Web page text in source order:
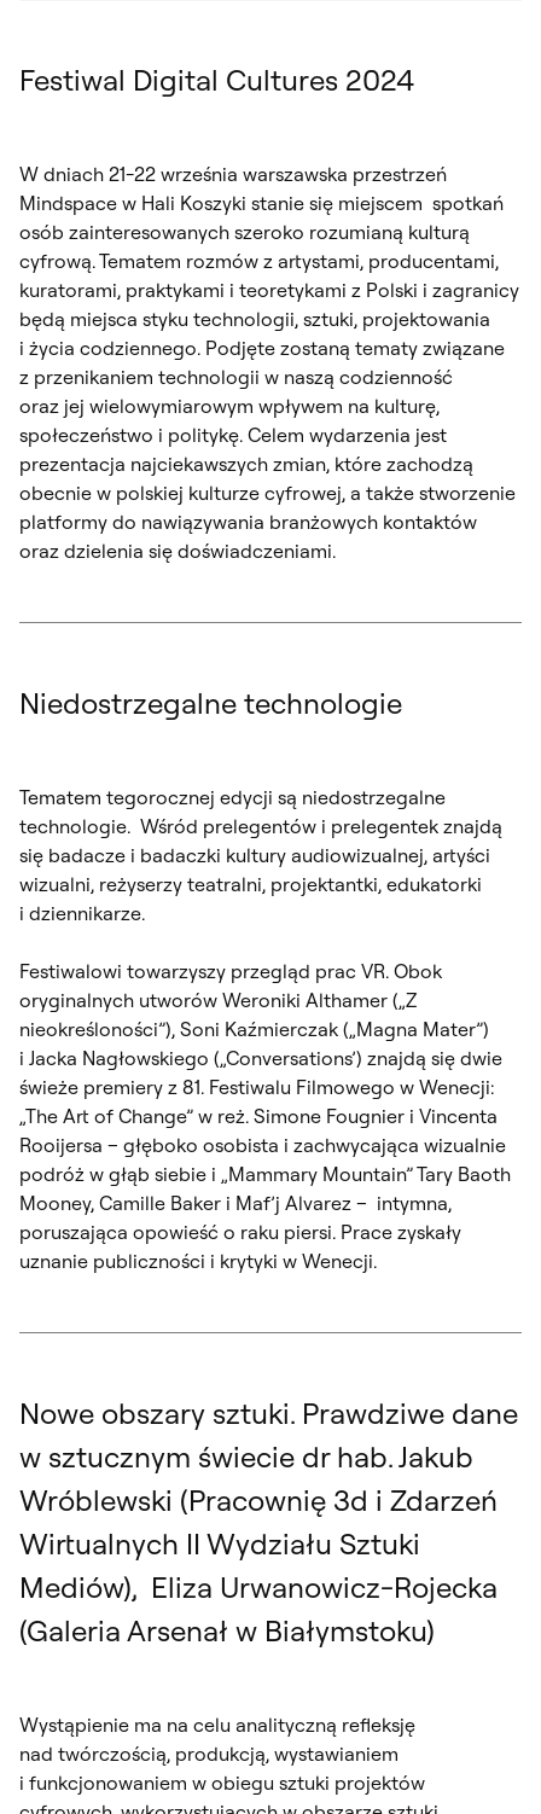
Festiwal Digital Cultures 2024
W dniach 21-22 września warszawska przestrzeń
Mindspace w Hali Koszyki stanie się miejscem spotkań
osób zainteresowanych szeroko rozumianą kulturą
cyfrową. Tematem rozmów z artystami, producentami,
kuratorami, praktykami i teoretykami z Polski i zagranicy
będą miejsca styku technologii, sztuki, projektowania
i życia codziennego. Podjęte zostaną tematy związane
z przenikaniem technologii w naszą codzienność
oraz jej wielowymiarowym wpływem na kulturę,
społeczeństwo i politykę. Celem wydarzenia jest
prezentacja najciekawszych zmian, które zachodzą
obecnie w polskiej kulturze cyfrowej, a także stworzenie
platformy do nawiązywania branżowych kontaktów
oraz dzielenia się doświadczeniami.
Niedostrzegalne technologie
Tematem tegorocznej edycji są niedostrzegalne
technologie. Wśród prelegentów i prelegentek znajdą
się badacze i badaczki kultury audiowizualnej, artyści
wizualni, reżyserzy teatralni, projektantki, edukatorki
i dziennikarze.
Festiwalowi towarzyszy przegląd prac VR. Obok
oryginalnych utworów Weroniki Althamer („Z
nieokreśloności”), Soni Kaźmierczak („Magna Mater”)
i Jacka Nagłowskiego („Conversations’) znajdą się dwie
świeże premiery z 81. Festiwalu Filmowego w Wenecji:
„The Art of Change” w reż. Simone Fougnier i Vincenta
Rooijersa – głęboko osobista i zachwycająca wizualnie
podróż w głąb siebie i „Mammary Mountain” Tary Baoth
Mooney, Camille Baker i Maf’j Alvarez – intymna,
poruszająca opowieść o raku piersi. Prace zyskały
uznanie publiczności i krytyki w Wenecji.
Nowe obszary sztuki. Prawdziwe dane
w sztucznym świecie dr hab. Jakub
Wróblewski (Pracownię 3d i Zdarzeń
Wirtualnych II Wydziału Sztuki
Mediów), Eliza Urwanowicz-Rojecka
(Galeria Arsenał w Białymstoku)
Wystąpienie ma na celu analityczną refleksję
nad twórczością, produkcją, wystawianiem
i funkcjonowaniem w obiegu sztuki projektów